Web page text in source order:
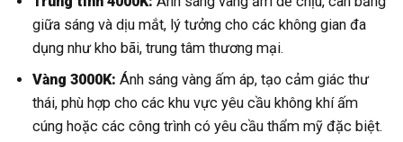
giữa sáng và dịu mắt, lý tưởng cho các không gian đa
dụng như kho bãi, trung tâm thương mại.
Vàng 3000K: Ánh sáng vàng ấm áp, tạo cảm giác thư
thái, phù hợp cho các khu vực yêu cầu không khí ấm
cúng hoặc các công trình có yêu cầu thẩm mỹ đặc biệt.